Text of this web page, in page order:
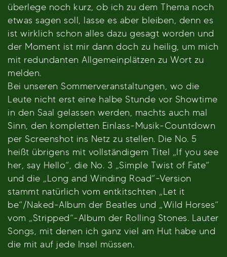
überlege noch kurz, ob ich zu dem Thema noch
etwas sagen soll, lasse es aber bleiben, denn es
ist wirklich schon alles dazu gesagt worden und
der Moment ist mir dann doch zu heilig, um mich
mit redundanten Allgemeinplätzen zu Wort zu
melden.
Bei unseren Sommerveranstaltungen, wo die
Leute nicht erst eine halbe Stunde vor Showtime
in den Saal gelassen werden, machts auch mal
Sinn, den kompletten Einlass-Musik-Countdown
per Screenshot ins Netz zu stellen. Die No. 5
heißt übrigens mit vollständigem Titel „If you see
her, say Hello“, die No. 3 „Simple Twist of Fate“
und die „Long and Winding Road“-Version
stammt natürlich vom entkitschten „Let it
be“/Naked-Album der Beatles und „Wild Horses“
vom „Stripped“-Album der Rolling Stones. Lauter
Songs, mit denen ich ganz viel am Hut habe und
die mit auf jede Insel müssen.